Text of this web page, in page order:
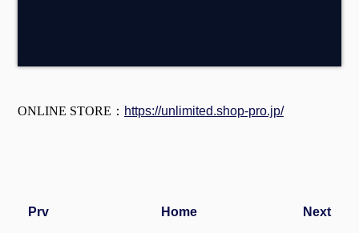
ONLINE STORE： https://unlimited.shop-pro.jp/
Prv Next
Home